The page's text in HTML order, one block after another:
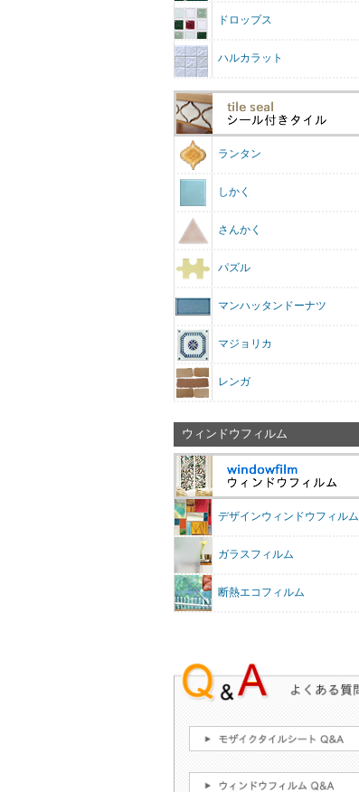
ドロップス
ハルカラット
ランタン
しかく
さんかく
パズル
マンハッタンドーナツ
マジョリカ
レンガ
ウィンドウフィルム
デザインウィンドウフィルム
ガラスフィルム
断熱エコフィルム